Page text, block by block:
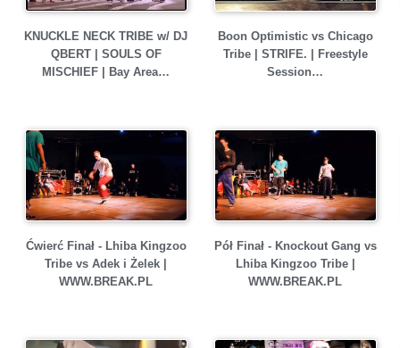
KNUCKLE NECK TRIBE w/ DJ
QBERT | SOULS OF
MISCHIEF | Bay Area…
Boon Optimistic vs Chicago
Tribe | STRIFE. | Freestyle
Session…
Ćwierć Finał - Lhiba Kingzoo
Tribe vs Adek i Żelek |
WWW.BREAK.PL
Pół Finał - Knockout Gang vs
Lhiba Kingzoo Tribe |
WWW.BREAK.PL